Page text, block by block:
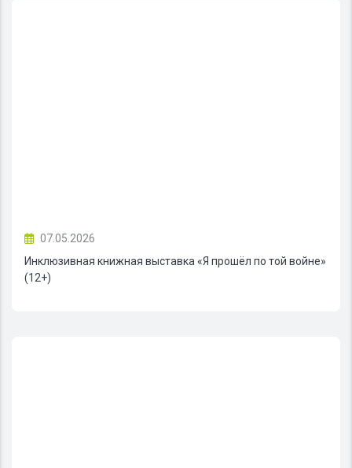
07.05.2026
Инклюзивная книжная выставка «Я прошёл по той войне»
(12+)